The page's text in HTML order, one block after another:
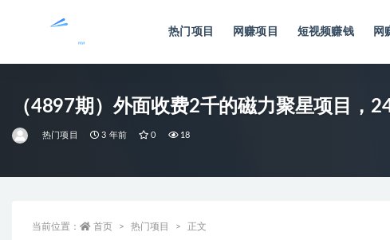
热门项目 网赚项目 短视频赚钱 网
（4897期）外面收费2千的磁力聚星项目，
热门项目 3 年前 0 18
当前位置： 首页 热门项目 正文